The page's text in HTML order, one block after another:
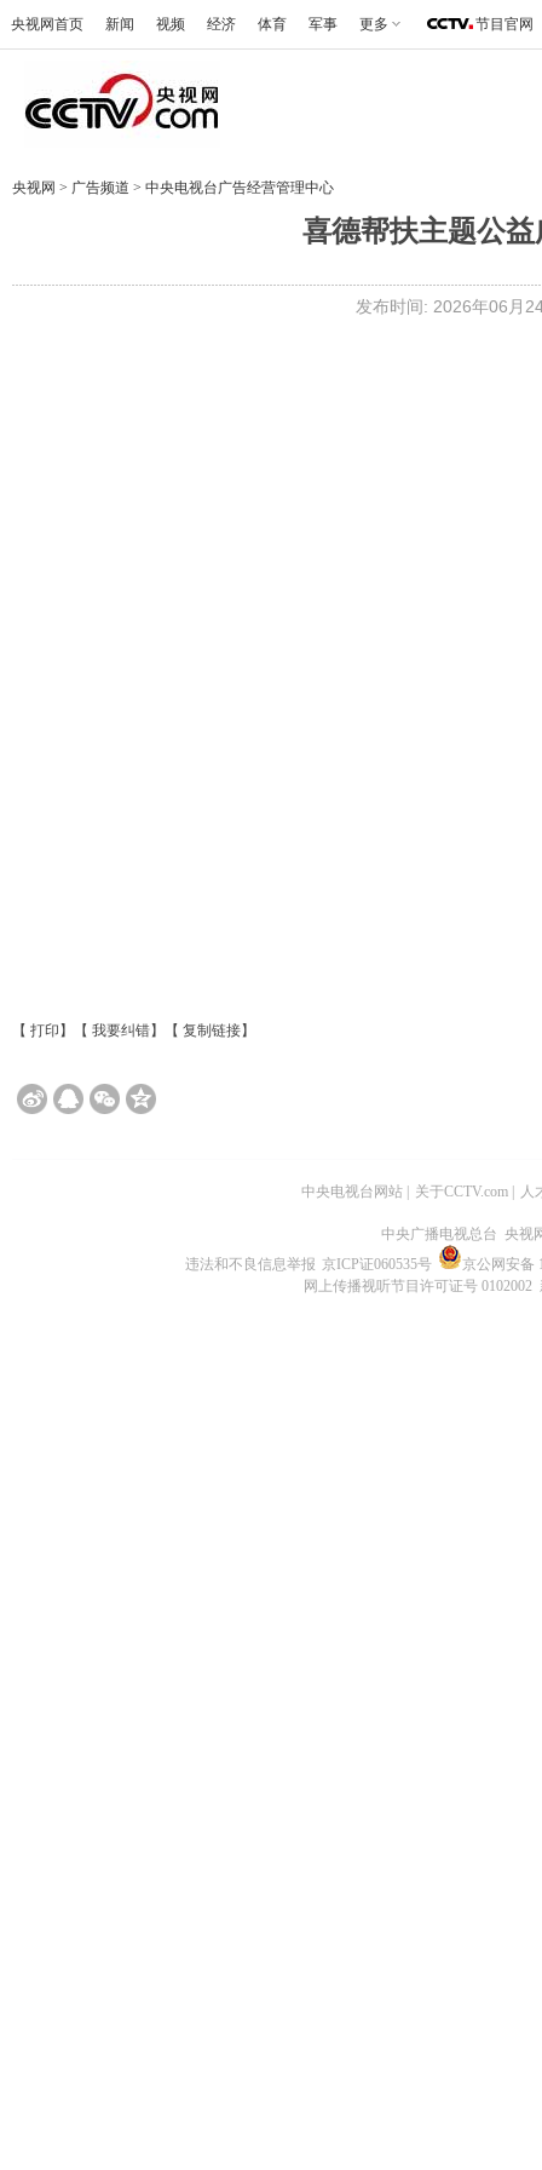
央视网首页 新闻 视频 经济 体育 军事 更多 节目官网
央视网 > 广告频道 > 中央电视台广告经营管理中心
喜德帮扶主题公
发布时间: 2026年06月
【 打印 】【 我要纠错】【 复制链接】
中央电视台网站 关于CCTV.com 人
中央广播电视总台 央视
违法和不良信息举报 京ICP证060535号
京公网安备
网上传播视听节目许可证号 0102002